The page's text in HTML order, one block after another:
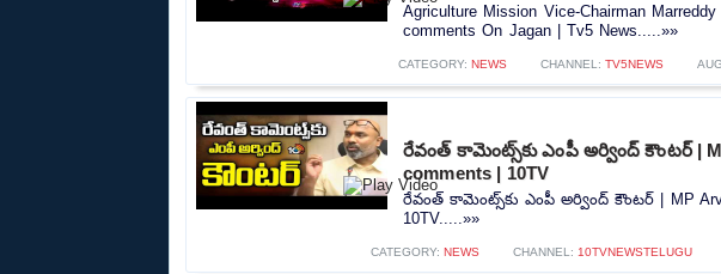
Agriculture Mission Vice-Chairman
comments On Jagan | Tv5 News.....»»
CATEGORY: NEWS CHANNEL: TV5NEWS
రేవంత్ కామెంట్స్‌కు ఎంపీ అర్వింద్ కౌంటర్ |
comments | 10TV
రేవంత్ కామెంట్స్‌కు ఎంపీ అర్వింద్ కౌంటర్ | MP
10TV.....»»
CATEGORY: NEWS CHANNEL: 10TVNEWSTELUGU